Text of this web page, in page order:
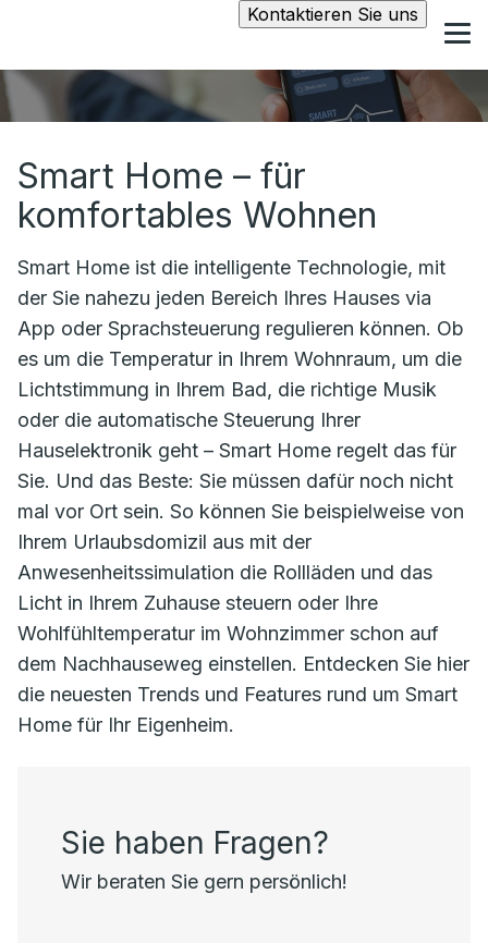
Kontaktieren Sie uns
Smart Home – für
komfortables Wohnen
Smart Home ist die intelligente Technologie, mit
der Sie nahezu jeden Bereich Ihres Hauses via
App oder Sprachsteuerung regulieren können. Ob
es um die Temperatur in Ihrem Wohnraum, um die
Lichtstimmung in Ihrem Bad, die richtige Musik
oder die automatische Steuerung Ihrer
Hauselektronik geht – Smart Home regelt das für
Sie. Und das Beste: Sie müssen dafür noch nicht
mal vor Ort sein. So können Sie beispielweise von
Ihrem Urlaubsdomizil aus mit der
Anwesenheitssimulation die Rollläden und das
Licht in Ihrem Zuhause steuern oder Ihre
Wohlfühltemperatur im Wohnzimmer schon auf
dem Nachhauseweg einstellen. Entdecken Sie hier
die neuesten Trends und Features rund um Smart
Home für Ihr Eigenheim.
Sie haben Fragen?
Wir beraten Sie gern persönlich!